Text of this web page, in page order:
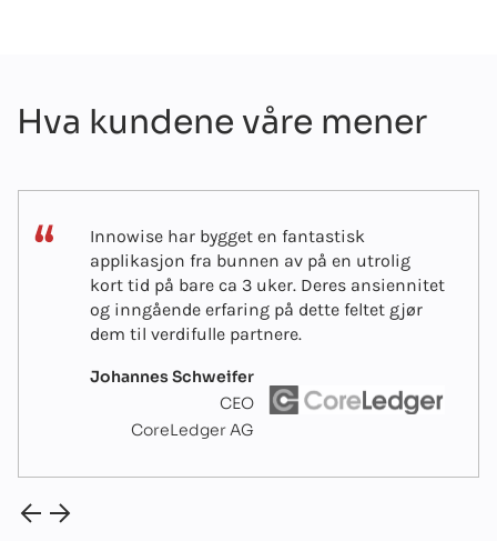
Hva kundene våre mener
Innowise har bygget en fantastisk
applikasjon fra bunnen av på en utrolig
kort tid på bare ca 3 uker. Deres ansiennitet
og inngående erfaring på dette feltet gjør
dem til verdifulle partnere.
Johannes Schweifer
CEO
CoreLedger AG